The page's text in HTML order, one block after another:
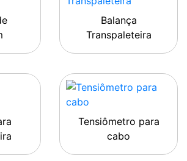
Balança
Transpaleteira
Tensiômetro para
cabo